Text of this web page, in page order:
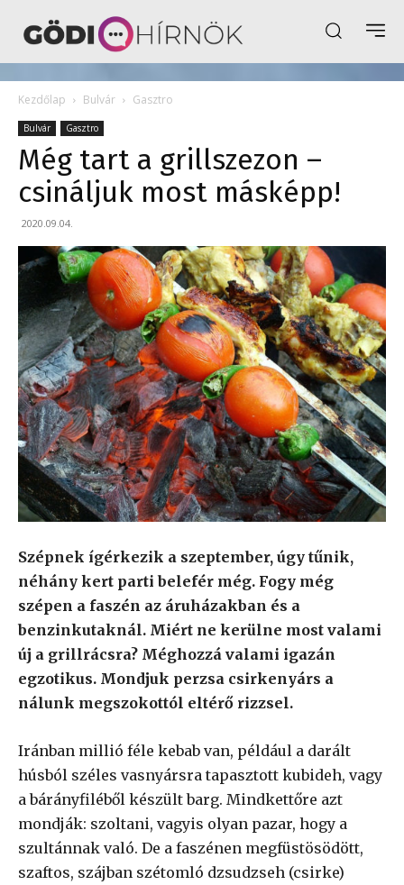
Kezdőlap Bulvár Gasztro
Bulvár Gasztro
Még tart a grillszezon –
csináljuk most másképp!
2020.09.04.
Szépnek ígérkezik a szeptember, úgy tűnik,
néhány kert parti belefér még. Fogy még
szépen a faszén az áruházakban és a
benzinkutaknál. Miért ne kerülne most valami
új a grillrácsra? Méghozzá valami igazán
egzotikus. Mondjuk perzsa csirkenyárs a
nálunk megszokottól eltérő rizzsel.
Iránban millió féle kebab van, például a darált
húsból széles vasnyársra tapasztott kubideh, vagy
a bárányfiléből készült barg. Mindkettőre azt
mondják: szoltani, vagyis olyan pazar, hogy a
szultánnak való. De a faszénen megfüstösödött,
szaftos, szájban szétomló dzsudzseh (csirke)